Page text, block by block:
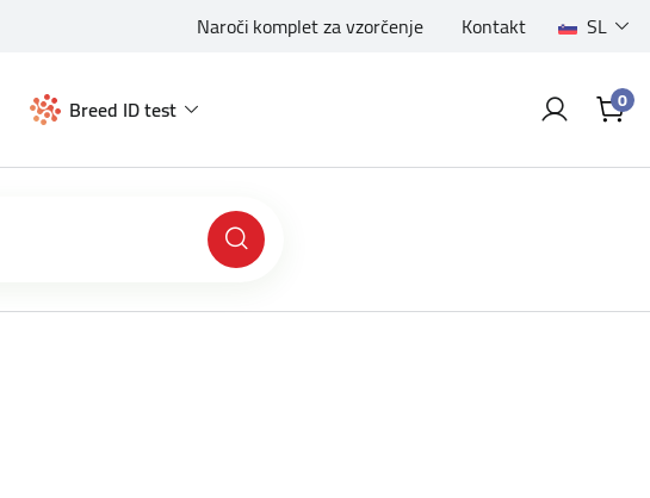
Naroči komplet za vzorčenje Kontakt SL
Breed ID test 0